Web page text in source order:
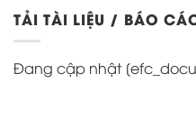
TẢI TÀI LIỆU / BÁO
Đang cập nhật